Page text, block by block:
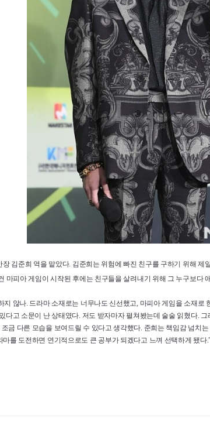
장 김준희 역을 맡았다. 김준희는 위험에 빠진 친구를 구하기 위해
마피아 게임이 시작된 후에는 친구들을 살려내기 위해 그 누구보다
지 않나. 드라마 소재로는 너무나도 신선했고, 마피아 게임을 소재로
다고 소문이 난 상태였다. 저도 받자마자 펼쳐봤는데 술술 읽혔다.
금 다른 모습을 보여드릴 수 있다고 생각했다. 준희는 책임감 넘치
를 도전하면 연기적으로도 큰 공부가 되겠다고 느껴 선택하게 됐다